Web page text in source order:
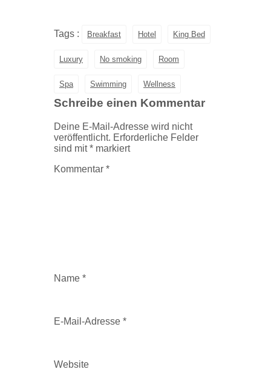
Tags : Breakfast Hotel King Bed
Luxury No smoking Room
Spa Swimming Wellness
Schreibe einen Kommentar
Deine E-Mail-Adresse wird nicht
veröffentlicht. Erforderliche Felder
sind mit* markiert
Kommentar *
Name *
E-Mail-Adresse *
Website